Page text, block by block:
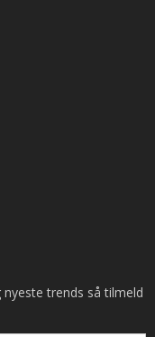
trends så tilmeld